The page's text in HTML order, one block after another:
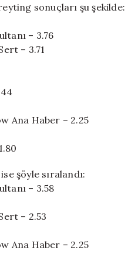
sonuçları şu şekilde:
– 3.76
– 3.71
Ana Haber – 2.25
şöyle sıralandı:
– 3.58
– 2.53
Ana Haber – 2.25